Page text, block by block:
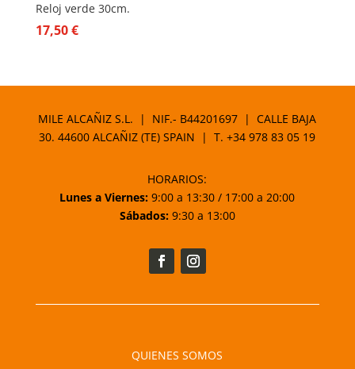
Reloj verde 30cm.
17,50€
MILE ALCAÑIZ S.L. | NIF.- B44201697 | CALLE BAJA
30. 44600 ALCAÑIZ (TE) SPAIN | T.+34 978 83 05 19
HORARIOS:
Lunes a Viernes: 9:00 a 13:30 / 17:00 a 20:00
Sábados:9:30 a 13:00
QUIENES SOMOS